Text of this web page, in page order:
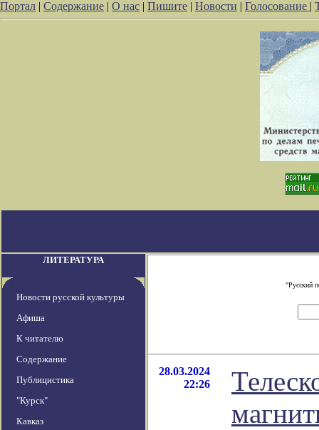
Портал | Содержание | О нас | Пишите | Новости | Голосование |
ЛИТЕРАТУРА
Новости русской культуры
Афиша
К читателю
Содержание
Публицистика
"Курск"
Кавказ
"Русский
28.03.2024
22:26